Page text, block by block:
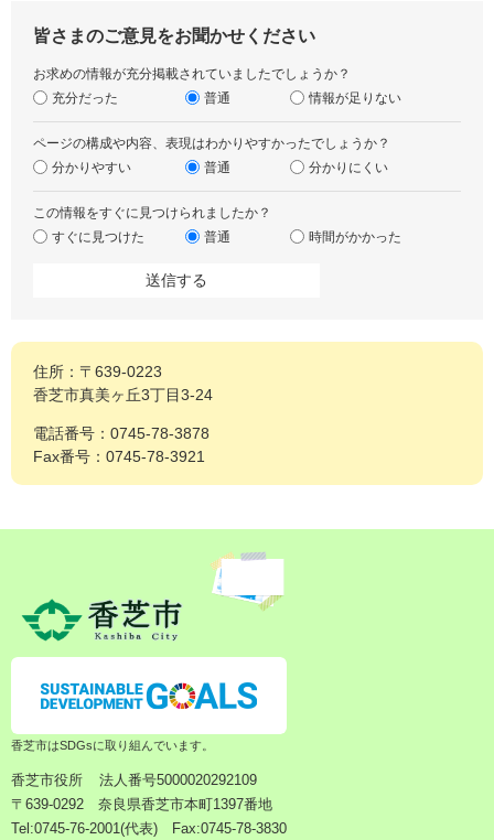
皆さまのご意見をお聞かせください
お求めの情報が充分掲載されていましたでしょうか？
充分だった
普通 情報が足りない
ページの構成や内容、表現はわかりやすかったでしょうか？
分かりやすい
普通 分かりにくい
この情報をすぐに見つけられましたか？
すぐに見つけた
普通 時間がかかった
住所：〒639-0223
香芝市真美ヶ丘3丁目3-24
電話番号：0745-78-3878
Fax番号：0745-78-3921
香芝市はSDGsに取り組んでいます。
香芝市役所
法人番号5000020292109
〒639-0292 奈良県香芝市本町1397番地
Tel:0745-76-2001(代表) Fax:0745-78-3830